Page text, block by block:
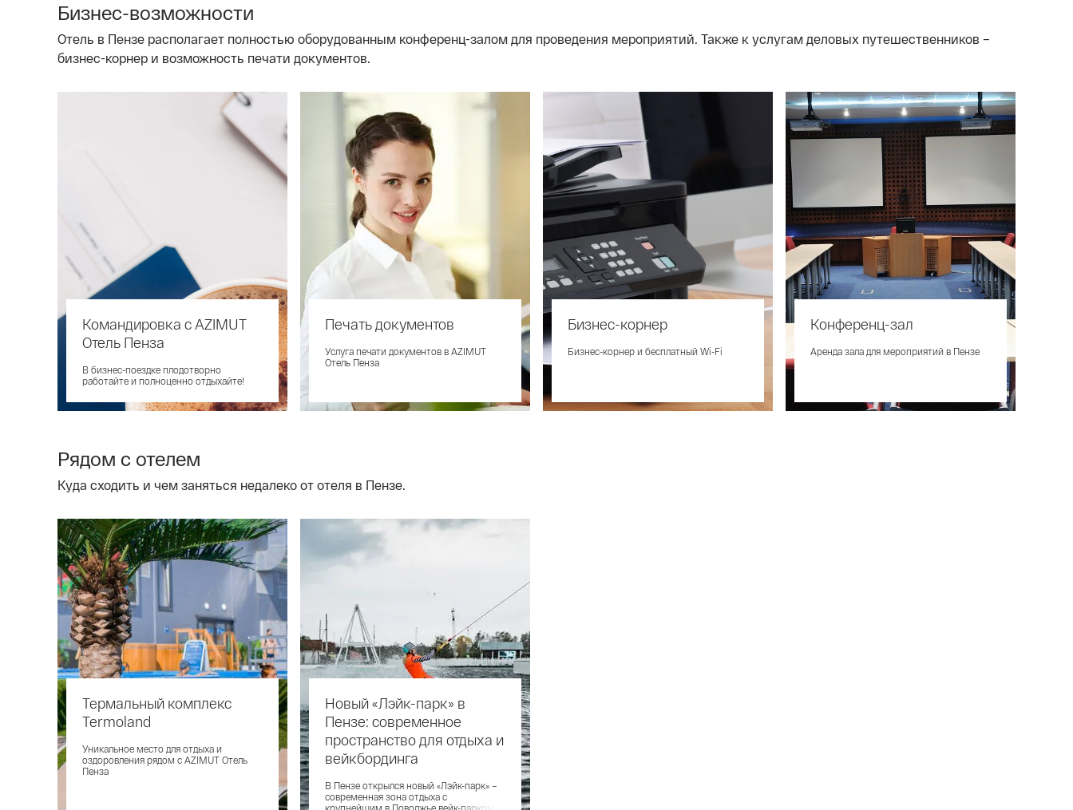
Бизнес-возможности
Отель в Пензе располагает полностью оборудованным конференц-залом для проведения мероприятий. Также к услугам деловых путешественников –
бизнес-корнер и возможность печати документов.
Командировка с AZIMUT
Отель Пенза
В бизнес-поездке плодотворно
работайте и полноценно отдыхайте!
Печать документов
Услуга печати документов в AZIMUT
Отель Пенза
Бизнес-корнер
Бизнес-корнер и бесплатный Wi-Fi
Конференц-зал
Аренда зала для мероприятий в Пензе
Рядом с отелем
Куда сходить и чем заняться недалеко от отеля в Пензе.
Термальный комплекс
Termoland
Уникальное место для отдыха и
оздоровления рядом с AZIMUT Отель
Пенза
Новый «Лэйк-парк» в
Пензе: современное
пространство для отдыха и
вейкбординга
В Пензе открылся новый «Лэйк-парк» –
современная зона отдыха с
крупнейшим в Поволжье вейк-парком